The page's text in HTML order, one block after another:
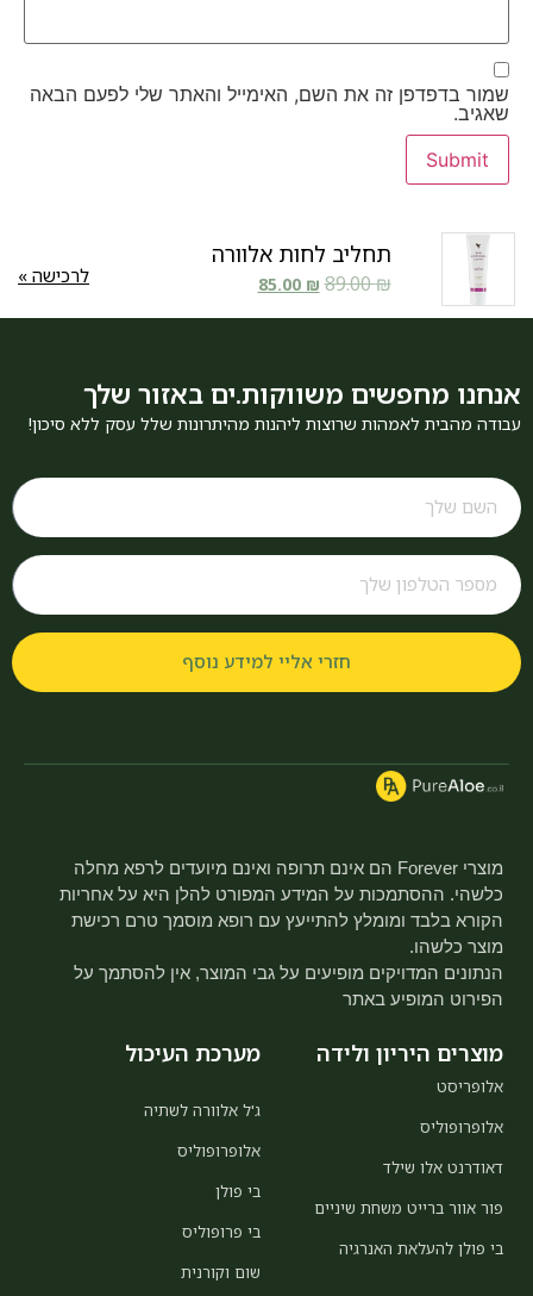
שמור בדפדפן זה את השם, האימייל והאתר שלי לפעם הבאה
שאגיב.
תחליב לחות אלוורה
89.00₪
85.00 ₪ לרכישה »
אנחנו מחפשים משווקות.ים באזור שלך
עבודה מהבית לאמהות שרוצות ליהנות מהיתרונות שלל עסק ללא סיכון!
חזרי אליי למידע נוסף
מוצרי Forever הם אינם תרופה ואינם מיועדים לרפא מחלה
כלשהי. ההסתמכות על המידע המפורט להלן היא על אחריות
הקורא בלבד ומומלץ להתייעץ עם רופא מוסמך טרם רכישת
מוצר כלשהו.
הנתונים המדויקים מופיעים על גבי המוצר, אין להסתמך על
הפירוט המופיע באתר
מוצרים היריון ולידה
אלופריסט
אלופרופוליס
דאודרנט אלו שילד
פור אוור ברייט משחת שיניים
בי פולן להעלאת האנרגיה
מערכת העיכול
ג'ל אלוורה לשתיה
אלופרופוליס
בי פולן
בי פרופוליס
שום וקורנית